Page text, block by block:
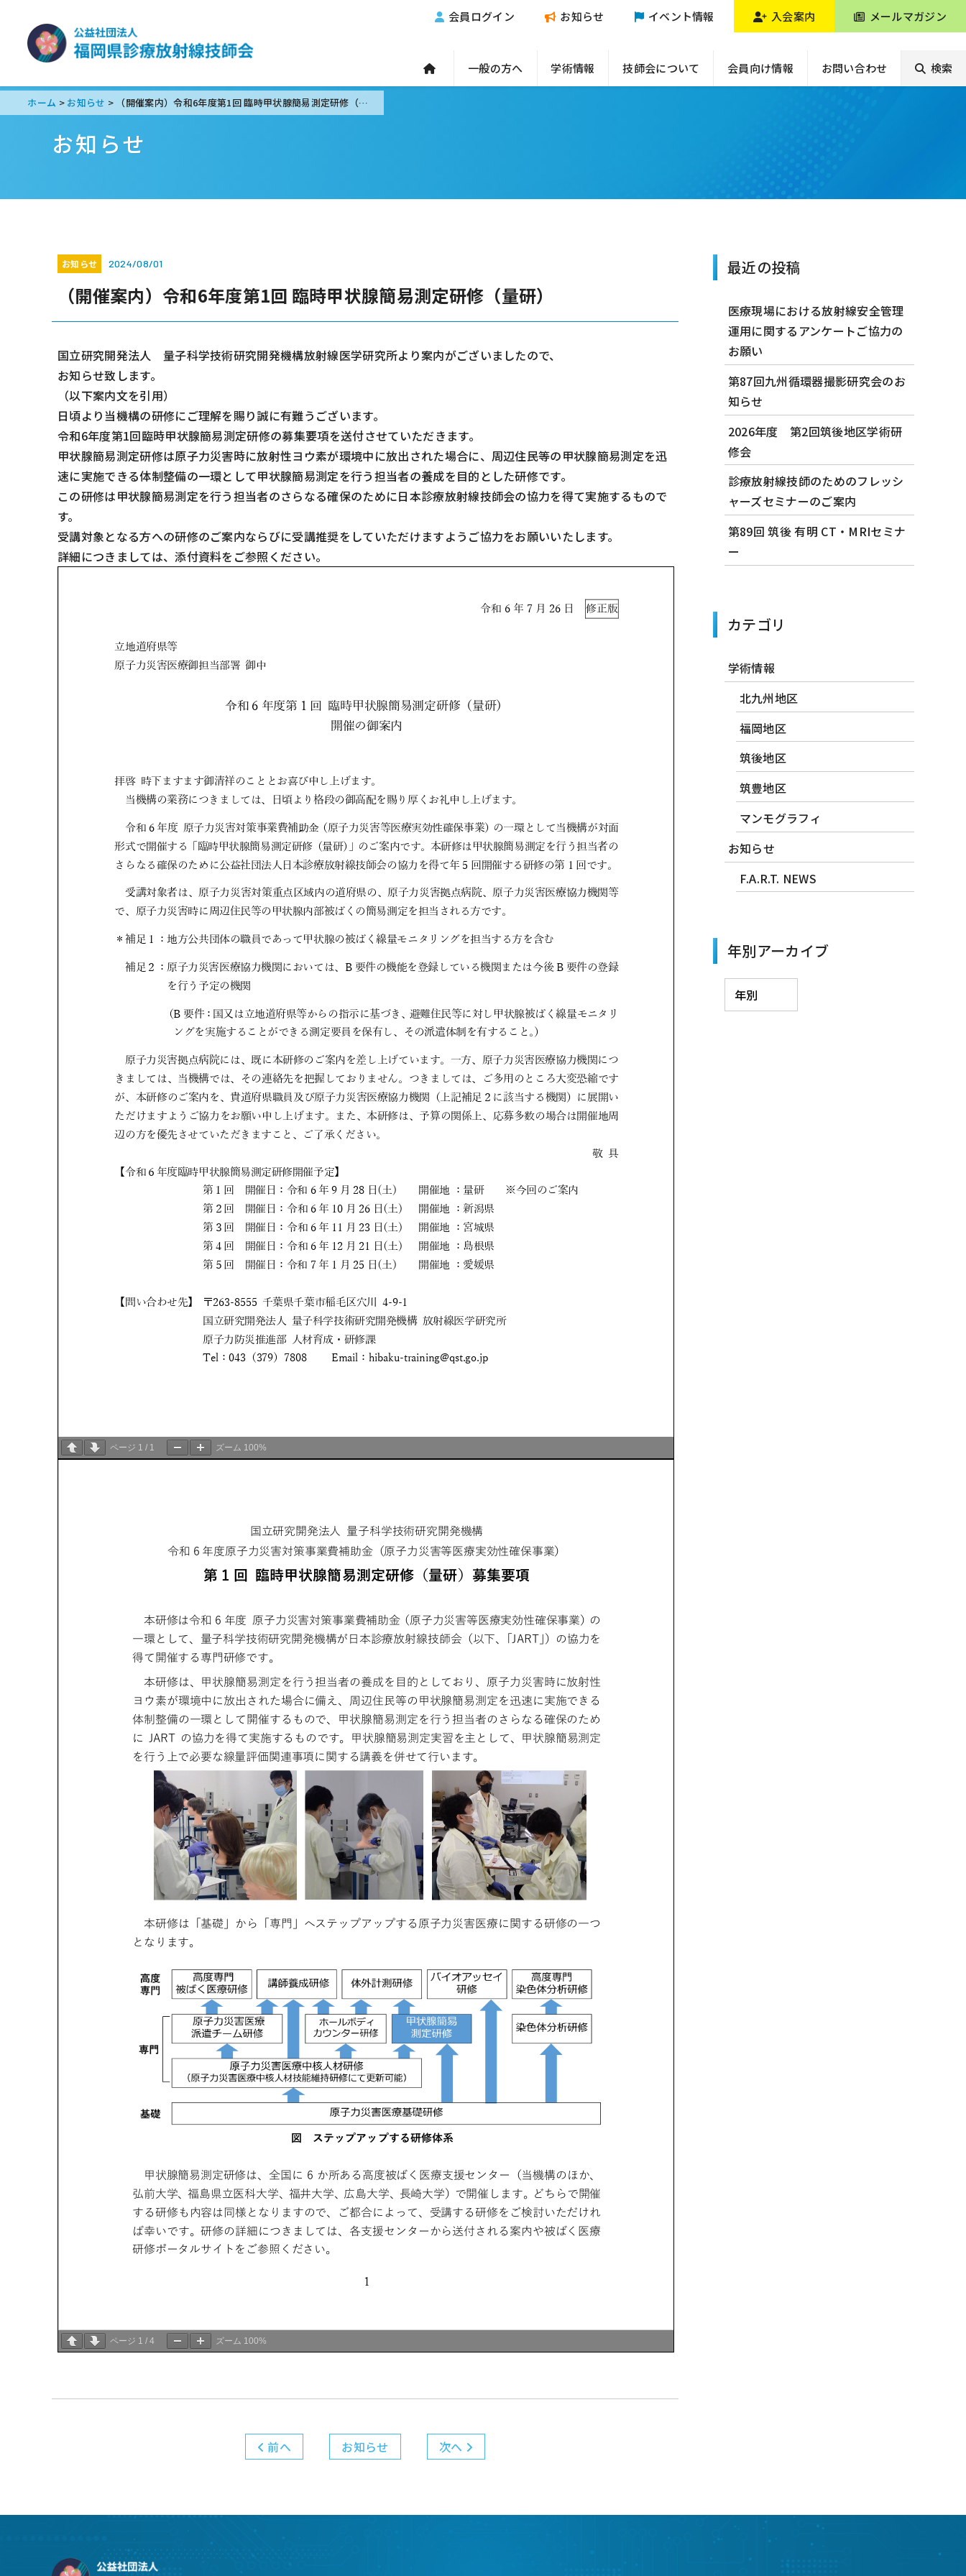
会員ログイン お知らせ イベント情報 入会案内 メールマガジン
一般の方へ 学術情報 技師会について 会員向け情報 お問い合わせ 検索
ホーム > お知らせ > （開催案内）令和6年度第1回 臨時甲状腺簡易測定研修（量研）
お知らせ
お知らせ 2024/08/01
（開催案内）令和6年度第1回 臨時甲状腺簡易測定研修（量研）
国立研究開発法人 量子科学技術研究開発機構放射線医学研究所より案内がございましたので、
お知らせ致します。
（以下案内文を引用）
日頃より当機構の研修にご理解を賜り誠に有難うございます。
令和6年度第1回臨時甲状腺簡易測定研修の募集要項を送付させていただきます。
甲状腺簡易測定研修は原子力災害時に放射性ヨウ素が環境中に放出された場合に、周辺住民等の甲状腺簡易測定を迅
速に実施できる体制整備の一環として甲状腺簡易測定を行う担当者の養成を目的とした研修です。
この研修は甲状腺簡易測定を行う担当者のさらなる確保のために日本診療放射線技師会の協力を得て実施するもので
す。
受講対象となる方への研修のご案内ならびに受講推奨をしていただけますようご協力をお願いいたします。
詳細につきましては、添付資料をご参照ください。
ページ 1 / 1 ズーム 100%
ページ 1 / 4 ズーム 100%
前へ お知らせ 次へ
最近の投稿
医療現場における放射線安全管理
運用に関するアンケートご協力の
お願い
第87回九州循環器撮影研究会のお
知らせ
2026年度 第2回筑後地区学術研
修会
診療放射線技師のためのフレッシ
ャーズセミナーのご案内
第89回 筑後 有明 CT・MRIセミナ
ー
カテゴリ
学術情報
北九州地区
福岡地区
筑後地区
筑豊地区
マンモグラフィ
お知らせ
F.A.R.T. NEWS
年別アーカイブ